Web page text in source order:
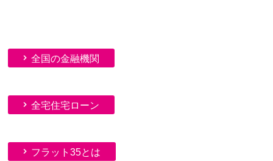
全国の金融機関
全宅住宅ローン
フラット35とは